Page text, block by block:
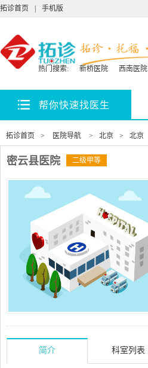
拓诊首页 手机版
热门搜索: 新桥医院 西南医院
帮你快速找医生
拓诊首页 > 医院导航 > 北京 > 北京
密云县医院 二级甲等
简介 科室列表